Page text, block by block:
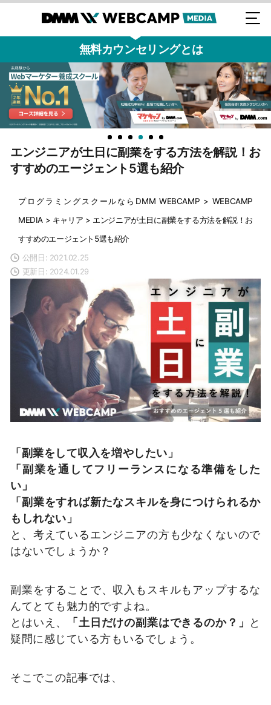
無料カウンセリングとは
エンジニアが土日に副業をする方法を解説！お
すすめのエージェント5選も紹介
プログラミングスクールならDMM WEBCAMP > WEBCAMP
MEDIA > キャリア > エンジニアが土日に副業をする方法を解説！お
すすめのエージェント5選も紹介
公開日: 2021.02.25
更新日: 2024.01.29
「副業をして収入を増やしたい」
「副業を通してフリーランスになる準備をした
い」
「副業をすれば新たなスキルを身につけられるか
もしれない」
と、考えているエンジニアの方も少なくないので
はないでしょうか？
副業をすることで、収入もスキルもアップするな
んてとても魅力的ですよね。
とはいえ、
「土日だけの副業はできるのか？」 と
疑問に感じている方もいるでしょう。
そこでこの記事では、